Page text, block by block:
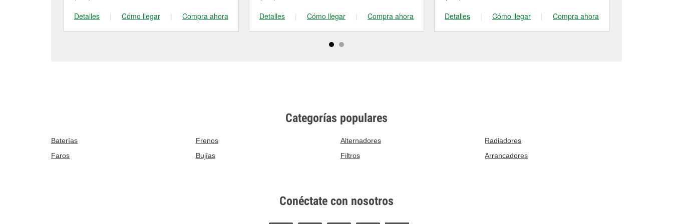
Detalles
| Cómo llegar | Compra ahora
Detalles
| Cómo llegar | Compra ahora
Detalles
| Cómo llegar | Compra ahora
Categorías populares
Baterías Frenos Alternadores
Radiadores
Faros
Bujías Filtros Arrancadores
Conéctate con nosotros